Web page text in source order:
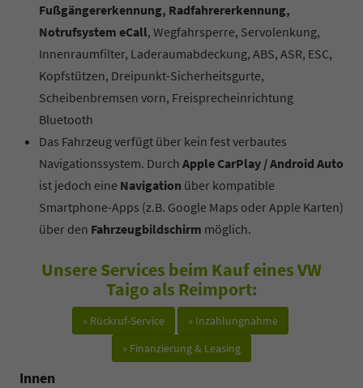
Fußgängererkennung, Radfahrererkennung,
Notrufsystem eCall, Wegfahrsperre, Servolenkung,
Innenraumfilter, Laderaumabdeckung, ABS, ASR, ESC,
Kopfstützen, Dreipunkt-Sicherheitsgurte,
Scheibenbremsen vorn, Freisprecheinrichtung
Bluetooth
Das Fahrzeug verfügt über kein fest verbautes
Navigationssystem. Durch Apple CarPlay / Android Auto
ist jedoch eine Navigation über kompatible
Smartphone-Apps (z.B. Google Maps oder Apple Karten)
über den Fahrzeugbildschirm möglich.
Unsere Services beim Kauf eines VW
Taigo als Reimport:
» Rückruf-Service
» Inzahlungnahme
» Finanzierung & Leasing
Innen